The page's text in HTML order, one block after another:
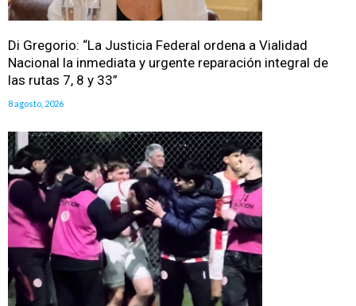
Di Gregorio: “La Justicia Federal ordena a Vialidad
Nacional la inmediata y urgente reparación integral de
las rutas 7, 8 y 33”
8 agosto, 2026